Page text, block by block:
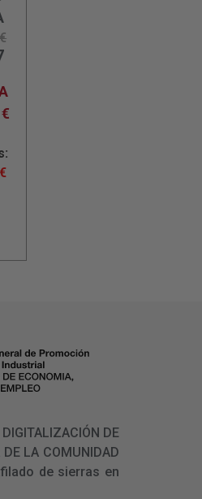
€
€
€
DE
DE LA COMUNIDAD
de sierras en